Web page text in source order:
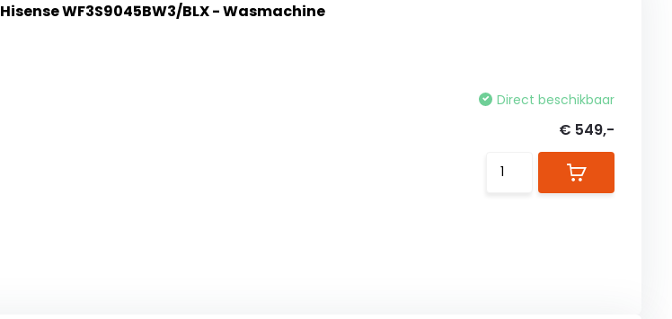
Hisense WF3S9045BW3/BLX - Wasmachine
Direct beschikbaar
€ 549,-